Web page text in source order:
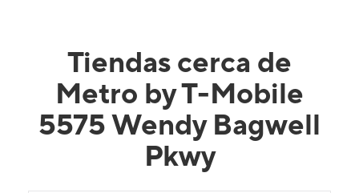
Tiendas cerca de
Metro by T-Mobile
5575 Wendy Bagwell
Pkwy